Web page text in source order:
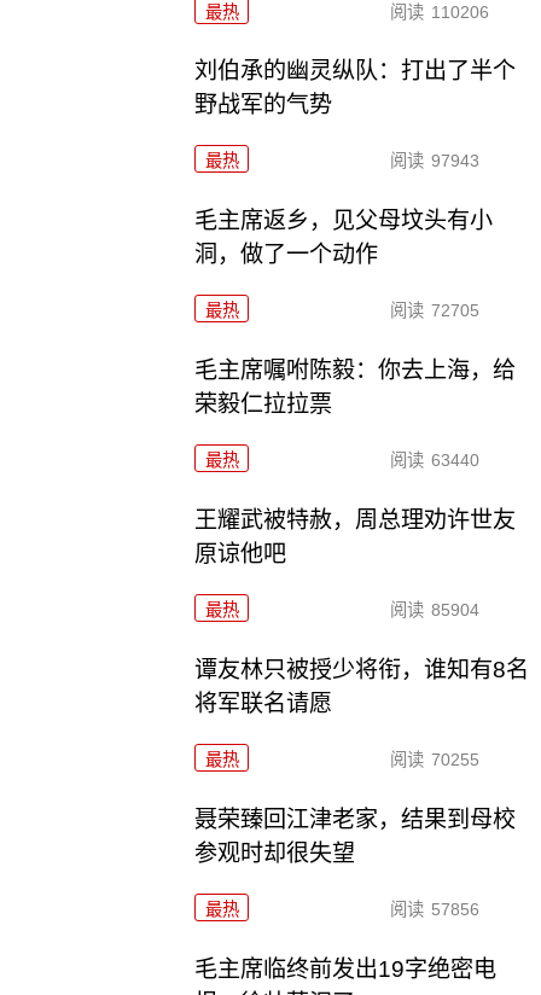
最热 阅读 110206
刘伯承的幽灵纵队：打出了半个
野战军的气势
最热 阅读 97943
毛主席返乡，见父母坟头有小
洞，做了一个动作
最热 阅读 72705
毛主席嘱咐陈毅：你去上海，给
荣毅仁拉拉票
最热 阅读 63440
王耀武被特赦，周总理劝许世友
原谅他吧
最热 阅读 85904
谭友林只被授少将衔，谁知有8名
将军联名请愿
最热 阅读 70255
聂荣臻回江津老家，结果到母校
参观时却很失望
最热 阅读 57856
毛主席临终前发出19字绝密电